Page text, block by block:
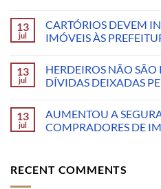
13
jul
CARTÓRIOS DEVEM
IMÓVEIS ÀS
13
jul
HERDEIROS NÃO SÃO
DÍVIDAS DEIXADAS
13
jul
AUMENTOU A
COMPRADORES DE
RECENT COMMENTS